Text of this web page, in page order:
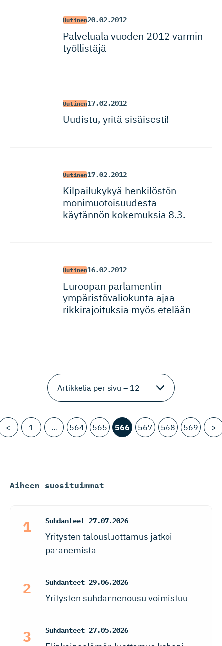
Uutinen20.02.2012
Palveluala vuoden 2012 varmin
työllistäjä
Uutinen17.02.2012
Uudistu, yritä sisäisesti!
Uutinen17.02.2012
Kilpailukykyä henkilöstön
monimuotoi­suudesta –
käytännön kokemuksia 8.3.
Uutinen16.02.2012
Euroopan parlamentin
ympäristö­va­liokunta ajaa
rikkirajoi­tuksia myös etelään
< 1 … 564 565 566 567 568 569 >
Aiheen suosituimmat
Suhdanteet 27.07.2026
Yritysten talousluottamus jatkoi
paranemista
Suhdanteet 29.06.2026
Yritysten suhdannenousu voimistuu
Suhdanteet 27.05.2026